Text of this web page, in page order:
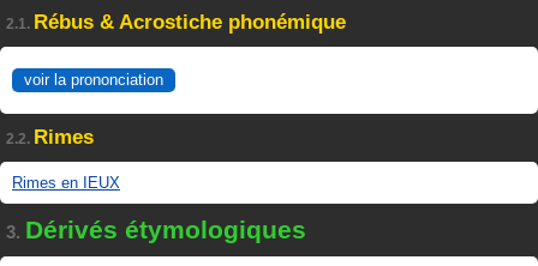
2.1. Rébus & Acrostiche phonémique
voir la prononciation
2.2. Rimes
Rimes en IEUX
3. Dérivés étymologiques